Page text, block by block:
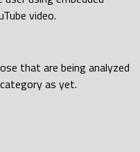
video.
that are being analyzed
as yet.